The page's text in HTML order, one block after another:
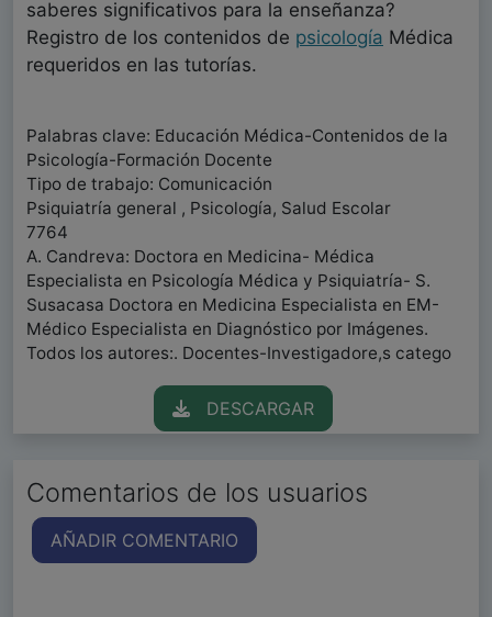
saberes significativos para la enseñanza?
Registro de los contenidos de psicología Médica
requeridos en las tutorías.
Palabras clave: Educación Médica-Contenidos de la
Psicología-Formación Docente
Tipo de trabajo: Comunicación
Psiquiatría general , Psicología, Salud Escolar
7764
A. Candreva: Doctora en Medicina- Médica
Especialista en Psicología Médica y Psiquiatría- S.
Susacasa Doctora en Medicina Especialista en EM-
Médico Especialista en Diagnóstico por Imágenes.
Todos los autores:. Docentes-Investigadore,s catego
DESCARGAR
Comentarios de los usuarios
AÑADIR COMENTARIO